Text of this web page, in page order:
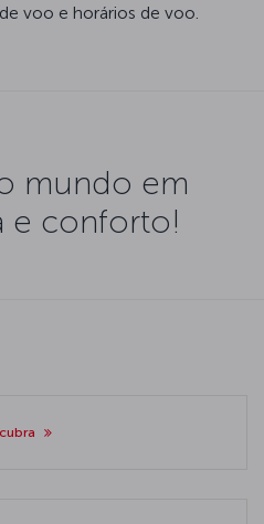
voo e horários de voo.
mundo em
e conforto!